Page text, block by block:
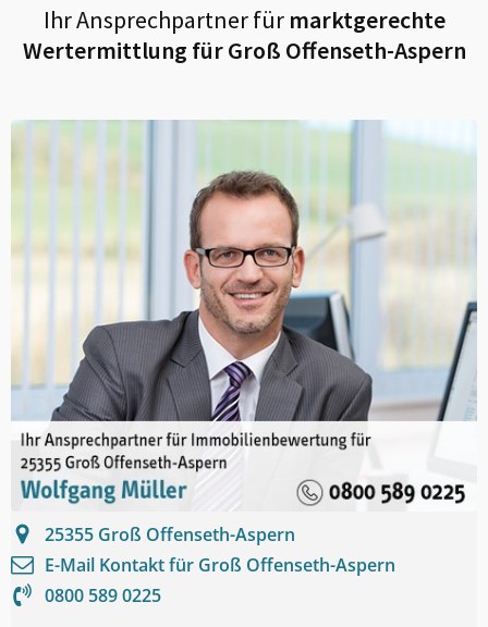
Ihr Ansprechpartner fürmarktgerechte
Wertermittlung fürGroß Offenseth-Aspern
25355 Groß Offenseth-Aspern
E-Mail Kontakt für Groß Offenseth-Aspern
0800 589 0225